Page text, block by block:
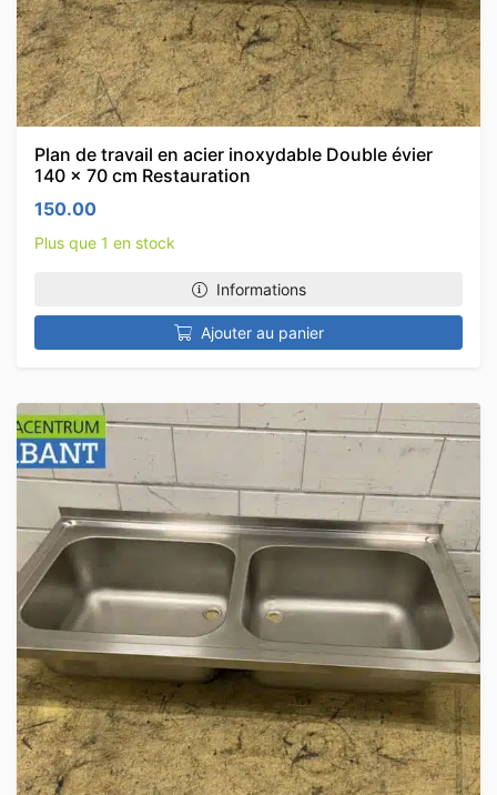
Plan de travail en acier inoxydable Double évier
140 x 70 cm Restauration
150.00
Plus que 1 en stock
Informations
Ajouter au panier